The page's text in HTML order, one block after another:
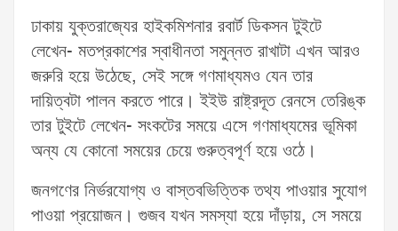
ঢাকায় যুক্তরাজ্যের হাইকমিশনার রবার্ট ডিকসন টুইটে
লেখেন- মতপ্রকাশের স্বাধীনতা সমুন্নত রাখাটা এখন আরও
জরুরি হয়ে উঠেছে, সেই সঙ্গে গণমাধ্যমও যেন তার
দায়িত্বটা পালন করতে পারে। ইইউ রাষ্ট্রদূত রেনসে তেরিঙ্ক
তার টুইটে লেখেন- সংকটের সময়ে এসে গণমাধ্যমের ভূমিকা
অন্য যে কোনো সময়ের চেয়ে গুরুত্বপূর্ণ হয়ে ওঠে।
জনগণের নির্ভরযোগ্য ও বাস্তবভিত্তিক তথ্য পাওয়ার সুযোগ
পাওয়া প্রয়োজন। গুজব যখন সমস্যা হয়ে দাঁড়ায়, সে সময়ে